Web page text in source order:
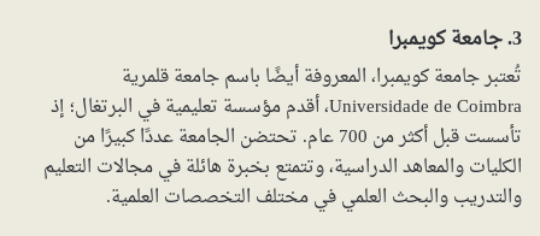
3. جامعة كويمبرا
تُعتبر جامعة كويمبرا، المعروفة أيضًا باسم جامعة قلمرية
Universidade de Coimbra، أقدم مؤسسة تعليمية في البرتغال؛ إذ
تأسست قبل أكثر من 700 عام. تحتضن الجامعة عددًا كبيرًا من
الكليات والمعاهد الدراسية، وتتمتع بخبرة هائلة في مجالات التعليم
والتدريب والبحث العلمي في مختلف التخصصات العلمية.